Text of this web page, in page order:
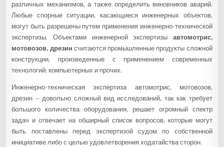
различных механизмов, а также определить виновников аварий.
Любые спорные ситуации, касающиеся инженерных объектов,
могут быть разрешены путем применения инженерно-технической
экспертизы. Объектами инженерной экспертизы автомотрис,
мотовозов, дрезин считаются промышленные продукты сложной
конструкции, произведенные с применением современных
технологий: компьютерных и прочих.
Инженерно-техническая экспертиза автомотрис, мотовозов,
дрезин – довольно сложный вид исследований, так как требует
большого количества оборудования, решает огромный спектр
задач и отвечает на обширный список вопросов, которые могут
быть поставлены перед экспертизой судом по собственной
инициативе либо с целью удовлетворения ходатайства сторон.